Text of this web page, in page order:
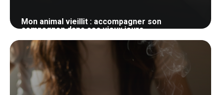
Mon animal vieillit : accompagner son
compagnon dans ses vieux jours
23 mai 2026